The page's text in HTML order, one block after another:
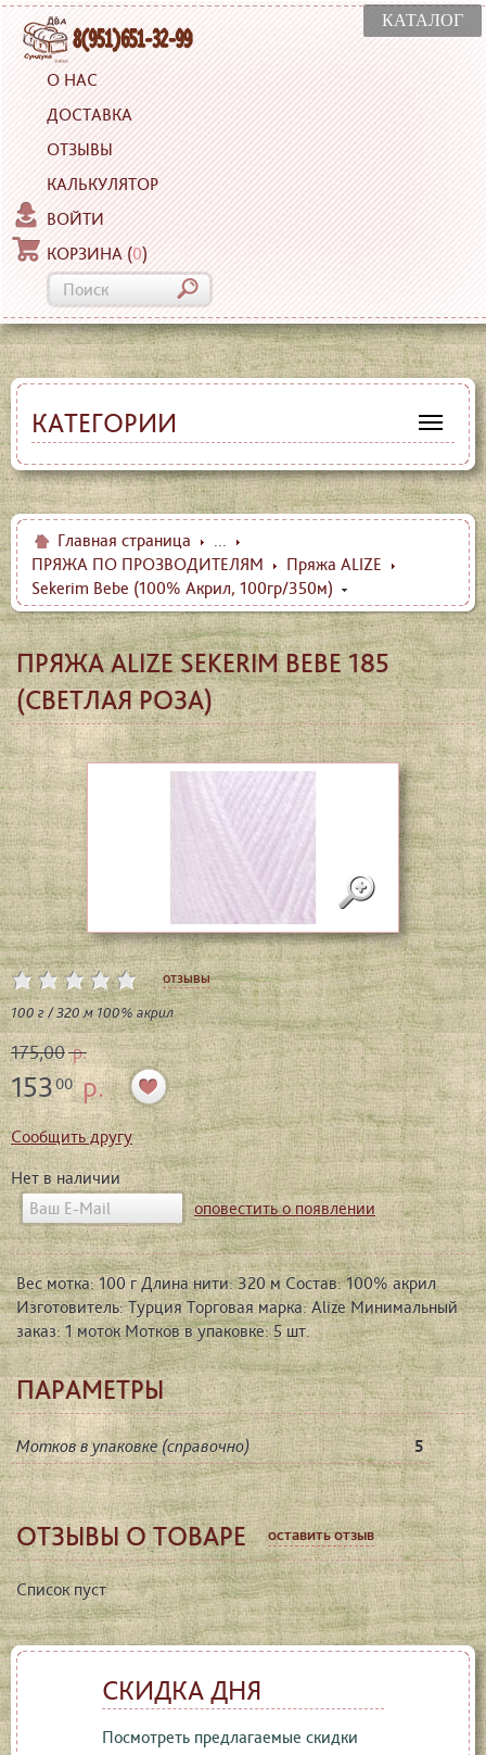
КАТАЛОГ
О НАС
ДОСТАВКА
ОТЗЫВЫ
КАЛЬКУЛЯТОР
ВОЙТИ
КОРЗИНА (0)
КАТЕГОРИИ
Главная страница
...
ПРЯЖА ПО ПРОЗВОДИТЕЛЯМ
Пряжа ALIZE
Sekerim Bebe (100% Акрил, 100гр/350м)
ПРЯЖА ALIZE SEKERIM BEBE 185
(СВЕТЛАЯ РОЗА)
отзывы
100 г / 320 м 100% акрил
175,00р.
15300р.
Сообщить другу
Нет в наличии
оповестить о появлении
Вес мотка: 100 г Длина нити: 320 м Состав: 100% акрил
Изготовитель: Турция Торговая марка: Alize Минимальный
заказ: 1 моток Мотков в упаковке: 5 шт.
ПАРАМЕТРЫ
Мотков в упаковке (справочно) 5
ОТЗЫВЫ О ТОВАРЕ оставить отзыв
Список пуст
СКИДКА ДНЯ
Посмотреть предлагаемые скидки